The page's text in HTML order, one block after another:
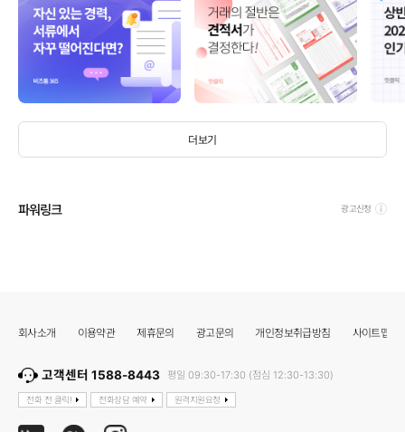
더보기
파워링크 광고신청
회사소개 이용약관 제휴문의 광고문의 개인정보취급방침 사이트맵
고객센터 1588-8443 평일 09:30-17:30 (점심 12:30-13:30)
전화 전 클릭! 전화상담 예약 원격지원요청